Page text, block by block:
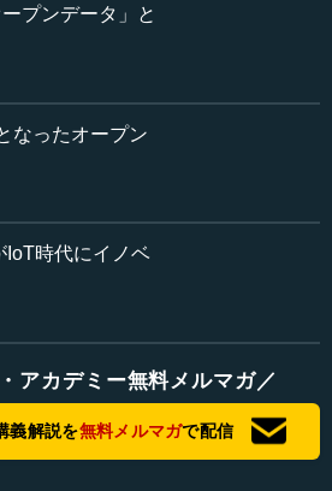
ヨーロッパ、日本でも共通認識に
れからはこの分野の研究を、IoTと
コンピューティングという言葉
らたくさん使っていたものです。
テン語に由来する英語で「どこに
す。ユビキタスコンピューティン
に、コンピューターが入っている
ーどこにでもある」わけですか
哲学的な感じがしてしまう。そこ
ると、やはりIoT、「モノのネッ
なるのは当然だと思います。
ーネットのようにつなぐこと」
プンデータ」と
なったオープン
IoT時代にイノベ
アカデミー無料メルマガ／
義解説を無料メルマガで配信